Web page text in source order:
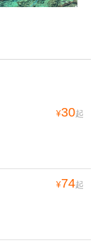
¥30起
¥74起